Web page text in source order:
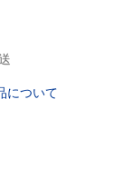
について